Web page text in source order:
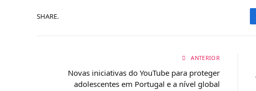
SHARE.
ANTERIOR
Novas iniciativas do YouTube para proteger
adolescentes em Portugal e a nível global